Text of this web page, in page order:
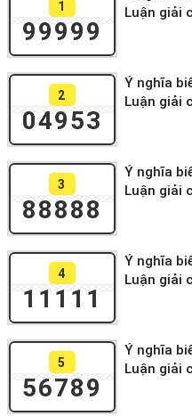
1
99999
Luận giải
2
04953
Ý nghĩa
Luận giải
3
88888
Ý nghĩa
Luận giải
4
11111
Ý nghĩa
Luận giải
5
56789
Ý nghĩa
Luận giải